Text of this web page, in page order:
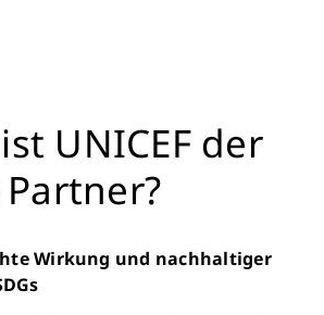
UNICEF der
Wirkung und nachhaltiger